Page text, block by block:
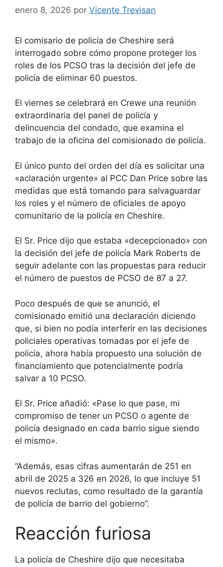
enero 8, 2026 por Vicente Trevisan
El comisario de policía de Cheshire será
interrogado sobre cómo propone proteger los
roles de los PCSO tras la decisión del jefe de
policía de eliminar 60 puestos.
El viernes se celebrará en Crewe una reunión
extraordinaria del panel de policía y
delincuencia del condado, que examina el
trabajo de la oficina del comisionado de policía.
El único punto del orden del día es solicitar una
«aclaración urgente» al PCC Dan Price sobre las
medidas que está tomando para salvaguardar
los roles y el número de oficiales de apoyo
comunitario de la policía en Cheshire.
El Sr. Price dijo que estaba «decepcionado» con
la decisión del jefe de policía Mark Roberts de
seguir adelante con las propuestas para reducir
el número de puestos de PCSO de 87 a 27.
Poco después de que se anunció, el
comisionado emitió una declaración diciendo
que, si bien no podía interferir en las decisiones
policiales operativas tomadas por el jefe de
policía, ahora había propuesto una solución de
financiamiento que potencialmente podría
salvar a 10 PCSO.
El Sr. Price añadió: «Pase lo que pase, mi
compromiso de tener un PCSO o agente de
policía designado en cada barrio sigue siendo
el mismo».
“Además, esas cifras aumentarán de 251 en
abril de 2025 a 326 en 2026, lo que incluye 51
nuevos reclutas, como resultado de la garantía
de policía de barrio del gobierno”.
Reacción furiosa
La policía de Cheshire dijo que necesitaba